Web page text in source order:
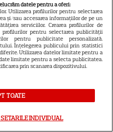
PLUS
și SkyShowtime în
și vedete de top
datele pentru a oferi:
Utilizarea profilurilor pentru selectarea
și/sau accesarea informațiilor de pe un
serviciilor. Crearea profilurilor de
pentru selectarea publicității
pentru publicitate personalizată.
Înțelegerea publicului prin statistici
Utilizarea datelor limitate pentru a
limitate pentru a selecta publicitatea.
prin scanarea dispozitivului.
TOATE
INDIVIDUAL